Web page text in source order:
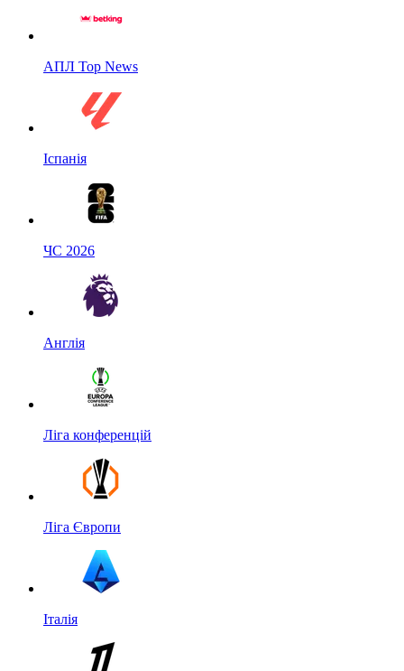
АПЛ Top News
Іспанія
ЧС 2026
Англія
Ліга конференцій
Ліга Європи
Італія